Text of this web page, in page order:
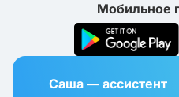
Мобильное
Саша — ассистент